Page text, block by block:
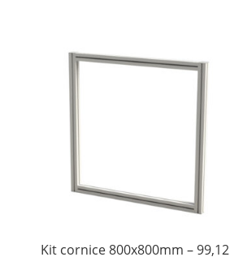
Kit cornice 800x800mm – 99,12